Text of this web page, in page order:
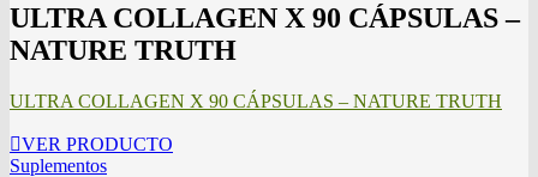
ULTRA COLLAGEN X 90 CÁPSULAS –
NATURE TRUTH
ULTRA COLLAGEN X 90 CÁPSULAS – NATURE TRUTH
VER PRODUCTO
Suplementos